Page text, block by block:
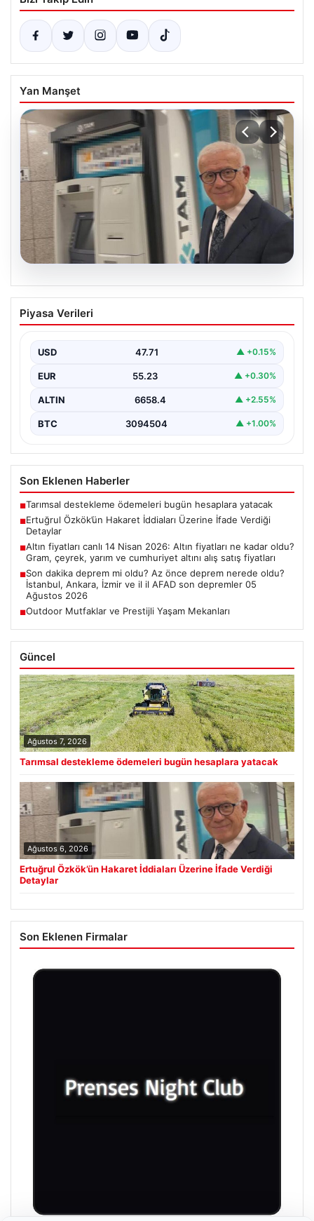
Yan Manşet
Ertuğrul Özkök’ün Hakaret İddiaları
Üzerine İfade Verdiği Detaylar
hakaret’ suçlamasıyla yürütülen soruşturma kapsamında
alınan ifadesinde, bu tür…
Piyasa Verileri
USD 47.71 ▲ +0.15%
EUR 55.23 ▲ +0.30%
ALTIN 6658.4 ▲ +2.55%
BTC 3094504 ▲ +1.00%
Son Eklenen Haberler
■Tarımsal destekleme ödemeleri bugün hesaplara yatacak
■Ertuğrul Özkök’ün Hakaret İddiaları Üzerine İfade Verdiği
Detaylar
■Altın fiyatları canlı 14 Nisan 2026: Altın fiyatları ne kadar oldu?
Gram, çeyrek, yarım ve cumhuriyet altını alış satış fiyatları
■Son dakika deprem mi oldu? Az önce deprem nerede oldu?
İstanbul, Ankara, İzmir ve il il AFAD son depremler 05
Ağustos 2026
■Outdoor Mutfaklar ve Prestijli Yaşam Mekanları
Güncel
Ağustos 7, 2026
Tarımsal destekleme ödemeleri bugün hesaplara yatacak
Ağustos 6, 2026
Ertuğrul Özkök’ün Hakaret İddiaları Üzerine İfade Verdiği
Detaylar
Son Eklenen Firmalar